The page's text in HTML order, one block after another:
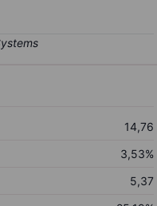
14,76
3,53%
5,37